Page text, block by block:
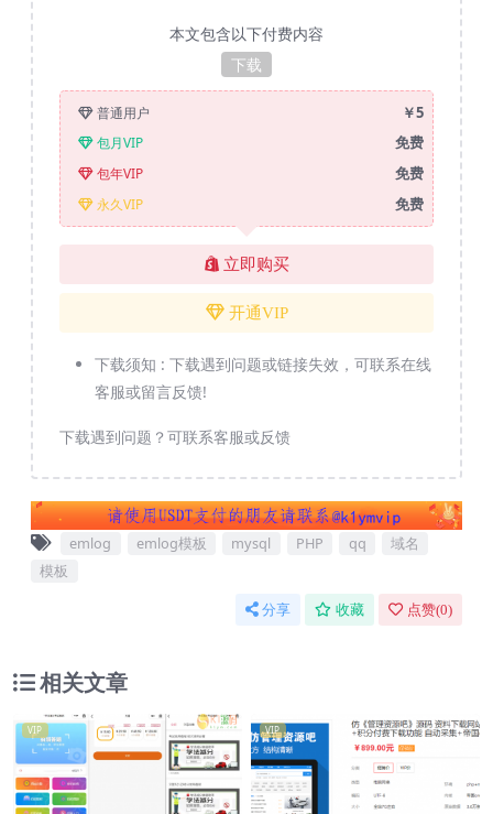
本文包含以下付费内容
下载
普通用户 ￥5
包月VIP 免费
包年VIP 免费
永久VIP 免费
立即购买
开通VIP
下载须知 : 下载遇到问题或链接失效，可联系在线
客服或留言反馈!
下载遇到问题？可联系客服或反馈
emlog emlog模板 mysql PHP qq
域名
模板
分享 收藏 点赞(0)
相关文章
VIP VIP